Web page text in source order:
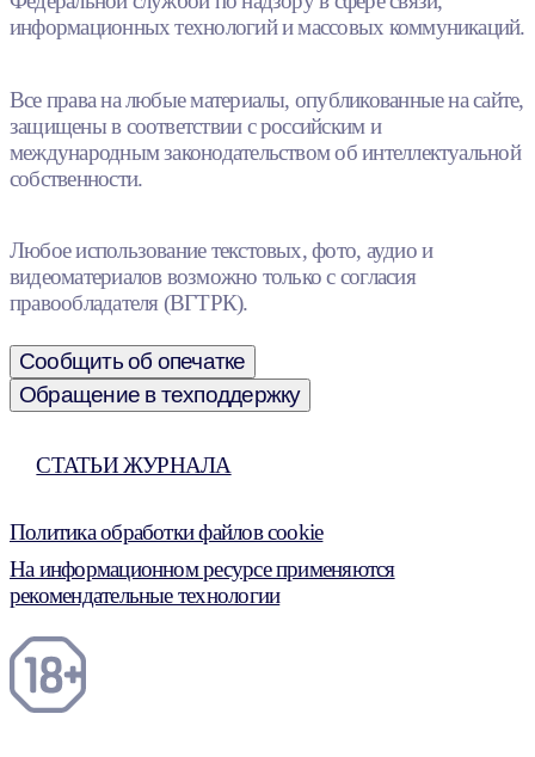
информационных технологий и массовых коммуникаций.
Все права на любые материалы, опубликованные на сайте,
защищены в соответствии с российским и
международным законодательством об интеллектуальной
собственности.
Любое использование текстовых, фото, аудио и
видеоматериалов возможно только с согласия
правообладателя (ВГТРК).
Сообщить об опечатке
Обращение в техподдержку
СТАТЬИ ЖУРНАЛА
Политика обработки файлов cookie
На информационном ресурсе применяются
рекомендательные технологии